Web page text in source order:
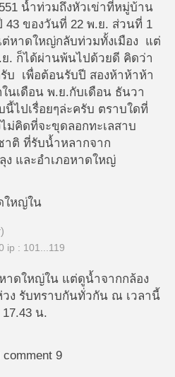
น้ำท่วมถึงหัวเข่าที่หมู่บ้าน
43 ของวันที่ 22 พ.ย. ส่วนที่ 1
หาดใหญ่กลับท่วมทั้งเมือง แต่
. ก็ได้ผ่านพ้นไปด้วยดี คิดว่า
บ เพื่อต้อนรับปี สองห้าห้าห้า
นเดือน พ.ย.กับเดือน ธันวา
ไปเรื่อยๆล่ะครับ ตราบใดที่
ม่คิดที่จะขุดลอกทะเลสาบ
าติ ที่รับน้ำหลากจาก
ง และอำเภอหาดใหญ่
ใหญ่ใน
ip : 101...119
ดใหญ่ใน แต่ดูน้ำจากกล้อง
วง รับทราบกันทั่วกัน ณ เวลานี้
น.
9